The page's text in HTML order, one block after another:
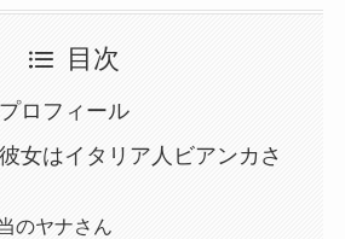
目次
ロフィール
女はイタリア人ビアンカさ
のヤナさん